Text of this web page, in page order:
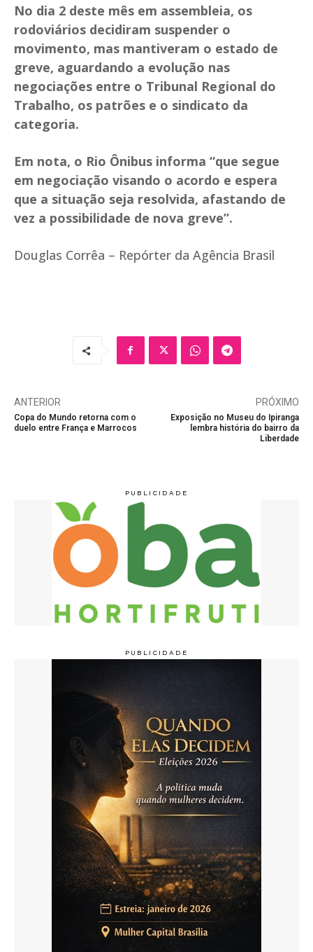
No dia 2 deste mês em assembleia, os
rodoviários decidiram suspender o
movimento, mas mantiveram o estado de
greve, aguardando a evolução nas
negociações entre o Tribunal Regional do
Trabalho, os patrões e o sindicato da
categoria.
Em nota, o Rio Ônibus informa “que segue
em negociação visando o acordo e espera
que a situação seja resolvida, afastando de
vez a possibilidade de nova greve”.
Douglas Corrêa – Repórter da Agência Brasil
ANTERIOR
Copa do Mundo retorna com o
duelo entre França e Marrocos
PRÓXIMO
Exposição no Museu do Ipiranga
lembra história do bairro da
Liberdade